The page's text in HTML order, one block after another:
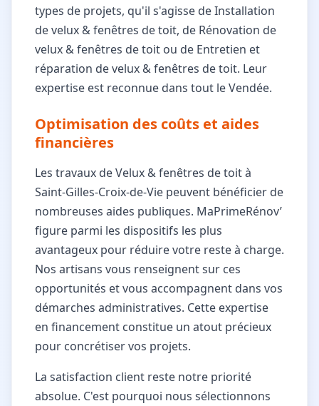
types de projets, qu'il s'agisse de Installation
de velux & fenêtres de toit, de Rénovation de
velux & fenêtres de toit ou de Entretien et
réparation de velux & fenêtres de toit. Leur
expertise est reconnue dans tout le Vendée.
Optimisation des coûts et aides
financières
Les travaux de Velux & fenêtres de toit à
Saint-Gilles-Croix-de-Vie peuvent bénéficier de
nombreuses aides publiques. MaPrimeRénov’
figure parmi les dispositifs les plus
avantageux pour réduire votre reste à charge.
Nos artisans vous renseignent sur ces
opportunités et vous accompagnent dans vos
démarches administratives. Cette expertise
en financement constitue un atout précieux
pour concrétiser vos projets.
La satisfaction client reste notre priorité
absolue. C'est pourquoi nous sélectionnons